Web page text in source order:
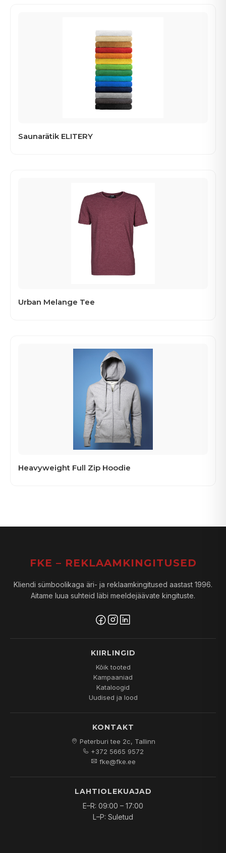
Saunarätik ELITERY
Urban Melange Tee
Heavyweight Full Zip Hoodie
FKE – REKLAAMKINGITUSED
Kliendi sümboolikaga äri- ja reklaamkingitused aastast 1996.
Aitame luua suhteid läbi meeldejäävate kingituste.
KIIRLINGID
Kõik tooted
Kampaaniad
Kataloogid
Uudised ja lood
KONTAKT
Peterburi tee 2c, Tallinn
+372 5665 9572
fke@fke.ee
LAHTIOLEKUAJAD
E–R: 09:00 – 17:00
L–P: Suletud